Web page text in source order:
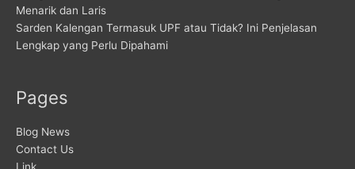
Menarik dan Laris
Sarden Kalengan Termasuk UPF atau Tidak? Ini Penjelasan
Lengkap yang Perlu Dipahami
Pages
Blog News
Contact Us
Link